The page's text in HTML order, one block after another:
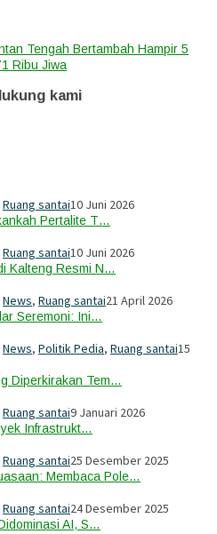
Tengah Bertambah Hampir 5
Ribu Jiwa
kami
Ruang santai10 Juni 2026
Pertalite T…
Ruang santai10 Juni 2026
Kalteng Resmi N…
News, Ruang santai21 April 2026
Seremoni: Ini…
News, Politik Pedia, Ruang santai15
Diperkirakan Tem…
Ruang santai9 Januari 2026
Infrastrukt…
Ruang santai25 Desember 2025
Membaca Pole…
Ruang santai24 Desember 2025
AI, S…